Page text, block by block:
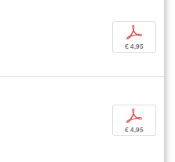
p
€ 4,95
p
€ 4,95